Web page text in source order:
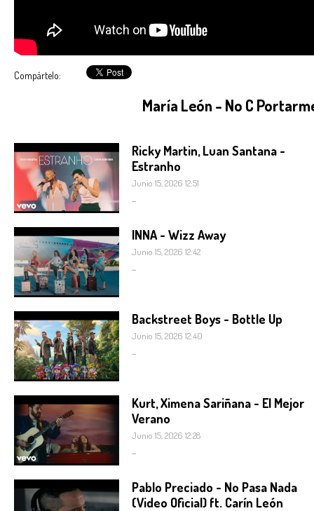
Compártelo:
María León - No C
Ricky Martin, Luan Santana -
Estranho
Junio 15, 2026 12:51
INNA - Wizz Away
Junio 15, 2026 12:42
Backstreet Boys - Bottle Up
Junio 15, 2026 12:40
Kurt, Ximena Sariñana - El Mejor
Verano
Junio 15, 2026 12:28
Pablo Preciado - No Pasa Nada
(Video Oficial) ft. Carín León